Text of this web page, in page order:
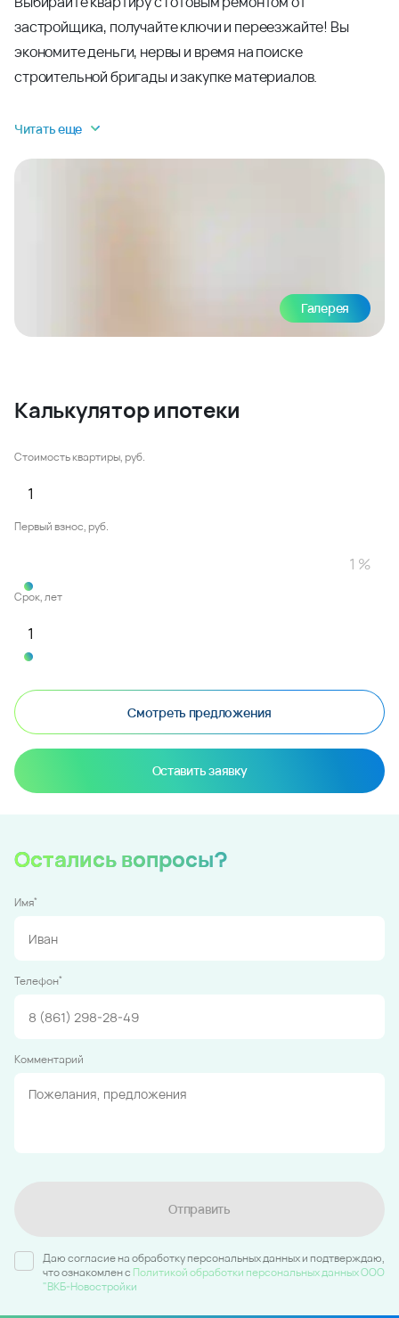
застройщика, получайте ключи и переезжайте! Вы
экономите деньги, нервы и время на поиске
строительной бригады и закупке материалов.
Читать еще
Галерея
Калькулятор ипотеки
Стоимость квартиры, руб.
Первый взнос, руб.
Срок, лет
Смотреть предложения
Оставить заявку
Остались вопросы?
Имя*
Телефон*
Комментарий
Отправить
Даю согласие на обработку персональных данных и подтверждаю,
что ознакомлен c Политикой обработки персональных данных ООО
"ВКБ-Новостройки